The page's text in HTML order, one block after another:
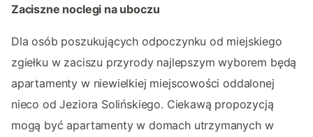
Zaciszne noclegi na uboczu
Dla osób poszukujących odpoczynku od miejskiego
zgiełku w zaciszu przyrody najlepszym wyborem będą
apartamenty w niewielkiej miejscowości oddalonej
nieco od Jeziora Solińskiego. Ciekawą propozycją
mogą być apartamenty w domach utrzymanych w